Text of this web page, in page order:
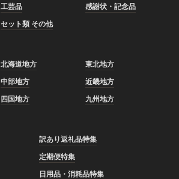
工芸品
感謝状・記念品
セット類 その他
北海道地方
東北地方
中部地方
近畿地方
四国地方 九州地方
訳あり返礼品特集
定期便特集
日用品・消耗品特集